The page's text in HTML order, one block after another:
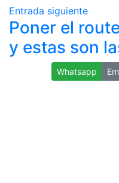
Entrada siguiente
Poner el
y estas son
Whatsapp